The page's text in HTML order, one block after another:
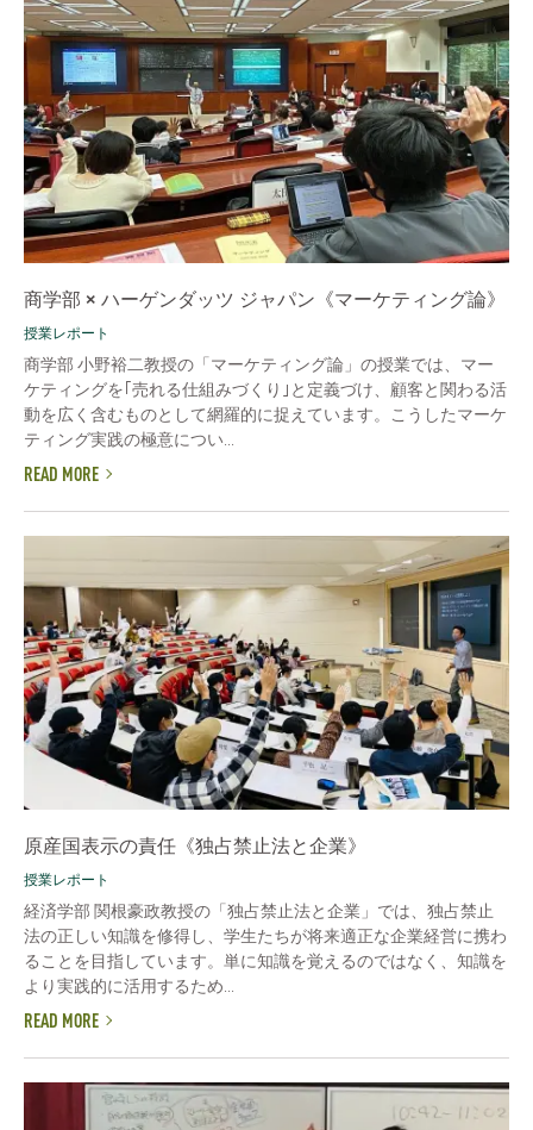
商学部 × ハーゲンダッツ ジャパン《マーケティング論》
授業レポート
商学部 小野裕二教授の「マーケティング論」の授業では、マー
ケティングを｢売れる仕組みづくり｣と定義づけ、顧客と関わる活
動を広く含むものとして網羅的に捉えています。こうしたマーケ
ティング実践の極意につい...
READ MORE
原産国表示の責任《独占禁止法と企業》
授業レポート
経済学部 関根豪政教授の「独占禁止法と企業」では、独占禁止
法の正しい知識を修得し、学生たちが将来適正な企業経営に携わ
ることを目指しています。単に知識を覚えるのではなく、知識を
より実践的に活用するため...
READ MORE